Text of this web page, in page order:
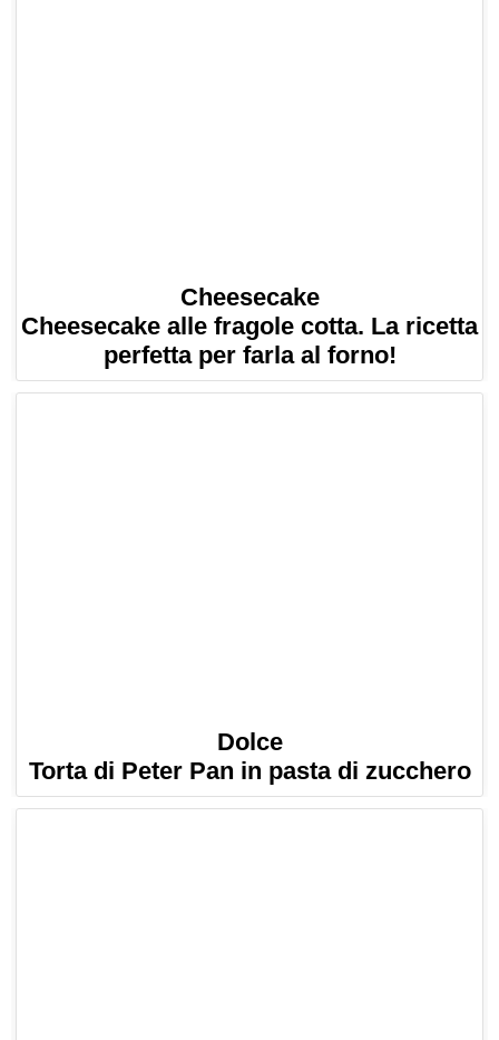
Cheesecake
Cheesecake alle fragole cotta. La ricetta
perfetta per farla al forno!
Dolce
Torta di Peter Pan in pasta di zucchero